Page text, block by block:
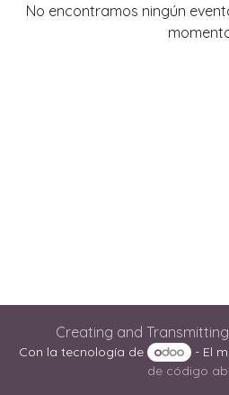
No encontramos ningún
Creating and
Con la tecnología de - El
de código